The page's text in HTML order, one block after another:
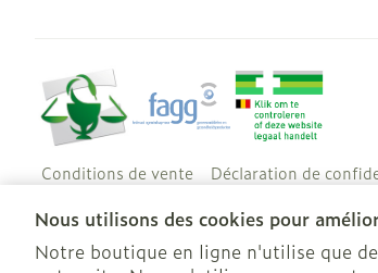
Nous utilisons des cookies pour
Notre boutique en ligne n'utilise que
Conditions de vente Déclaration de